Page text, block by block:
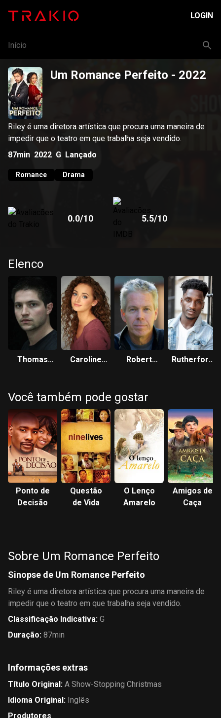
LOGIN
Início
Um Romance Perfeito - 2022
Riley é uma diretora artística que procura uma maneira de
impedir que o teatro em que trabalha seja vendido.
87min 2022 G Lançado
Romance Drama
0.0/10 5.5/10
Elenco
Thomas
Caroline
Robert
Rutherford
Você também pode gostar
Ponto de
Decisão
Questão
de Vida
O Lenço
Amarelo
Amigos de
Caça
Sobre Um Romance Perfeito
Sinopse de Um Romance Perfeito
Riley é uma diretora artística que procura uma maneira de
impedir que o teatro em que trabalha seja vendido.
Classificação Indicativa: G
Duração: 87min
Informações extras
Título Original: A Show-Stopping Christmas
Idioma Original: Inglês
Produtores